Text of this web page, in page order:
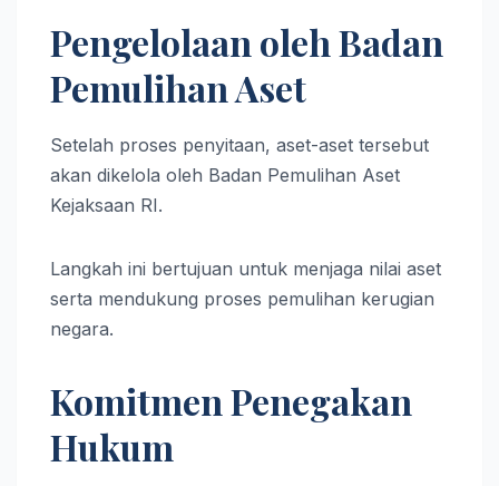
Pengelolaan oleh Badan
Pemulihan Aset
Setelah proses penyitaan, aset-aset tersebut
akan dikelola oleh Badan Pemulihan Aset
Kejaksaan RI.
Langkah ini bertujuan untuk menjaga nilai aset
serta mendukung proses pemulihan kerugian
negara.
Komitmen Penegakan
Hukum